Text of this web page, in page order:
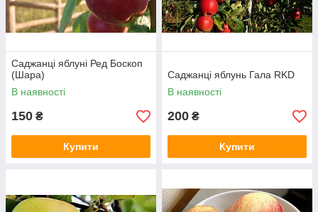
Саджанці яблуні Ред Боскоп
(Шара)
В наявності
150 ₴
Купити
Саджанці яблунь Гала RKD
В наявності
200 ₴
Купити